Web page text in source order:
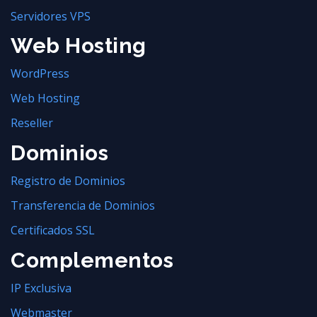
Servidores VPS
Web Hosting
WordPress
Web Hosting
Reseller
Dominios
Registro de Dominios
Transferencia de Dominios
Certificados SSL
Complementos
IP Exclusiva
Webmaster